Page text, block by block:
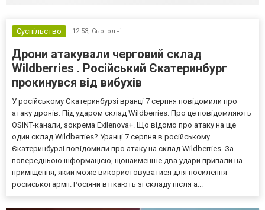
Суспільство 12:53, Сьогодні
Дрони атакували черговий склад
Wildberries . Російський Єкатеринбург
прокинувся від вибухів
У російському Єкатеринбурзі вранці 7 серпня повідомили про
атаку дронів. Під ударом склад Wildberries. Про це повідомляють
OSINT-канали, зокрема Exilenova+. Що відомо про атаку на ще
один склад Wildberries? Уранці 7 серпня в російському
Єкатеринбурзі повідомили про атаку на склад Wildberries. За
попередньою інформацією, щонайменше два удари припали на
приміщення, який може використовуватися для посилення
російської армії. Росіяни втікають зі складу після а...